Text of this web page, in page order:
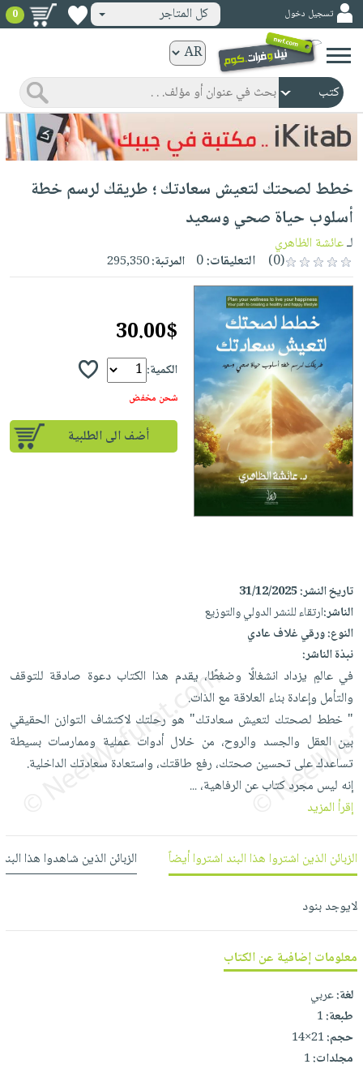
ورقية
المواضيع
صدر
حديثاً
الأكثر
مبيعاً
جوائز
شحن
مخفض
عروض
خاصة
صفحات
مشوقة
إختياراتنا
كتب
أكاديمية
صندوق
القراءة
English
books
كتب
الكترونية
الرئيسية
صدر
حديثاً
الأكثر
مبيعاً
كتب
مجانية
إختياراتنا
iKitab
بلا
حدود
أسئلة
يتكرر
Android
تحميل
iKitab
على
Apple
كتب
صوتية
الصفحة
الرئيسية
masmu3
حدود
أسئلة
يتكرر
طرحها
تحميل
masmu3
على
Apple
أطفال
وناشئة
الصفحة
الرئيسية
المواضيع
الأكثر
مبيعاً
وسائل
تعليمية
وسائل
تعليمية
الصحة
والعناية
الشخصية
جديد
الشخصية
العناية
وتصفيف
الشعر
العناية
بالجسم
العناية
بالأسنان
الحمية
والتغذية
جديد
الكل
أواني
الطهي
أدوات
الخبز
أدوات
المائدة
الأوعية
والتخزين
أدوات
المطبخ
متجر
الهدايا
أقسام
الأكثر
مبيعاً
العودة
للمدارس
اكسسوارات
كتب
اكسسوارات
منزلية
اكسسوارات
ملابس
مطرزات
حقائب
حلي
عناية
شحن
مجاني
بنود
مختارة
كل
الاشتراكات
صندوق
iKitab
بلا
حدود
بحث
متقدم
نيل
وفرات
عن
الشركة
سياسة
حسابك
لائحة
تسجيل دخول كل المتاجر 0
خطط لصحتك لتعيش سعادتك ؛ طريقك لرسم خطة
أسلوب حياة صحي وسعيد
لـعائشة الظاهري
(0)
التعليقات:0 المرتبة:295,350
30.00$
الكمية:
شحن مخفض
أضف الى الطلبية
تاريخ النشر:31/12/2025
الناشر:ارتقاء للنشر الدولي والتوزيع
النوع:ورقي غلاف عادي
نبذة الناشر:
في عالمٍ يزداد انشغالًا وضغطًا، يقدم هذا الكتاب دعوة صادقة للتوقف
والتأمل وإعادة بناء العلاقة مع الذات.
" خطط لصحتك لتعيش سعادتك" هو رحلتك لاكتشاف التوازن الحقيقي
بين العقل والجسد والروح، من خلال أدوات عملية وممارسات بسيطة
تساعدك على تحسين صحتك، رفع طاقتك، واستعادة سعادتك الداخلية.
إنه ليس مجرد كتاب عن الرفاهية،...
إقرأ المزيد
الزبائن الذين اشتروا هذا البند اشتروا أيضاً الزبائن الذين شاهدوا هذا
لايوجد بنود
معلومات إضافية عن الكتاب
لغة:عربي
طبعة:1
حجم:21×14
مجلدات:1